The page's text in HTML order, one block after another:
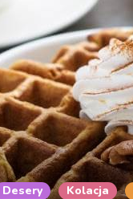
Desery Kolacja